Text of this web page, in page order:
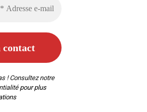
! Consultez notre
pour plus